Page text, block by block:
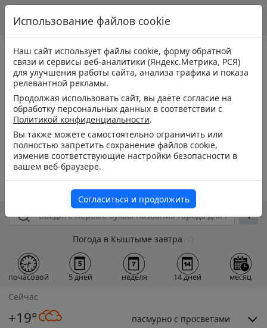
Погода в Кыштыме завтра
почасовой 5 дней неделя 14 дней месяц
Сейчас
+19° пасмурно с просветами
Использование файлов cookie
Наш сайт использует файлы cookie, форму обратной
связи и сервисы веб-аналитики (Яндекс.Метрика, РСЯ)
для улучшения работы сайта, анализа трафика и показа
релевантной рекламы.
Продолжая использовать сайт, вы даёте согласие на
обработку персональных данных в соответствии с
Политикой конфиденциальности.
Вы также можете самостоятельно ограничить или
полностью запретить сохранение файлов cookie,
изменив соответствующие настройки безопасности в
вашем веб-браузере.
Согласиться и продолжить